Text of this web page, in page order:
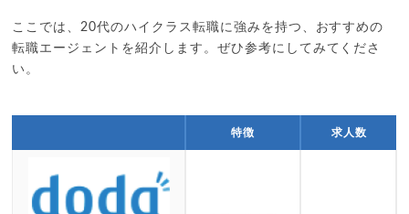
ここでは、20代のハイクラス転職に強みを持つ、おすすめの
転職エージェントを紹介します。ぜひ参考にしてみてくださ
い。
特徴 求人数